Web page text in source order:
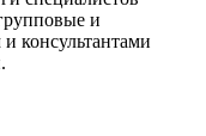
и
консультантами